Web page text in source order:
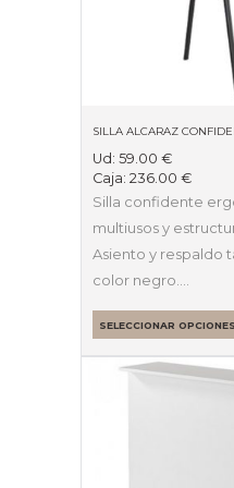
SILLA ALCARAZ
Ud: 59.00 €
Caja: 236.00 €
Silla confidente
multiusos y
Asiento y respaldo
color negro.…
SELECCIONAR OPCIONES